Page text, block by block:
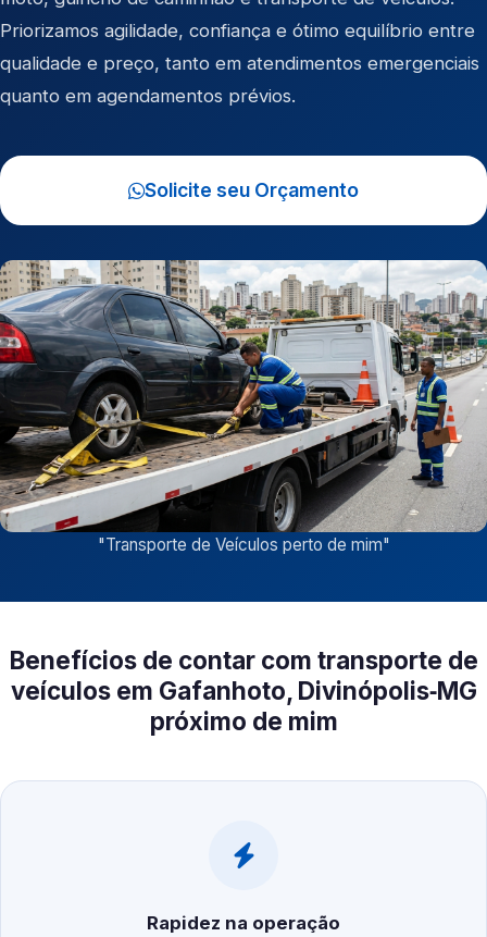
Priorizamos agilidade, confiança e ótimo equilíbrio entre
qualidade e preço, tanto em atendimentos emergenciais
quanto em agendamentos prévios.
Solicite seu Orçamento
"Transporte de Veículos perto de mim"
Benefícios de contar com transporte de
veículos em Gafanhoto, Divinópolis‑MG
próximo de mim
Rapidez na operação